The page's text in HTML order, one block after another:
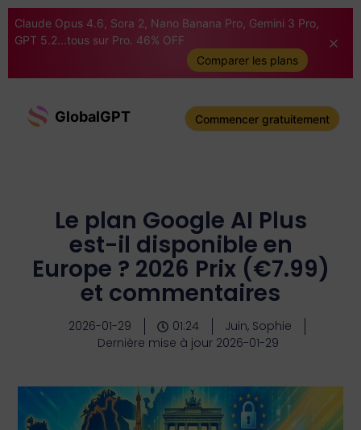
Claude Opus 4.6, Sora 2, Nano Banana Pro, Gemini 3 Pro,
GPT 5.2...tous sur Pro. 46% OFF
Comparer les plans
GlobalGPT Commencer gratuitement
Le plan Google AI Plus
est-il disponible en
Europe ? 2026 Prix (€7.99)
et commentaires
2026-01-29 01:24
Juin, Sophie
Dernière mise à jour 2026-01-29